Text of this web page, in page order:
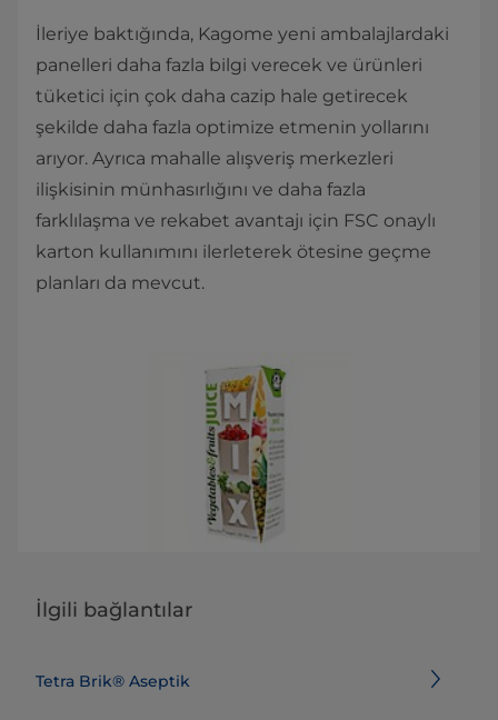
İleriye baktığında, Kagome yeni ambalajlardaki
panelleri daha fazla bilgi verecek ve ürünleri
tüketici için çok daha cazip hale getirecek
şekilde daha fazla optimize etmenin yollarını
arıyor. Ayrıca mahalle alışveriş merkezleri
ilişkisinin münhasırlığını ve daha fazla
farklılaşma ve rekabet avantajı için FSC onaylı
karton kullanımını ilerleterek ötesine geçme
planları da mevcut.
İlgili bağlantılar
Tetra Brik® Aseptik